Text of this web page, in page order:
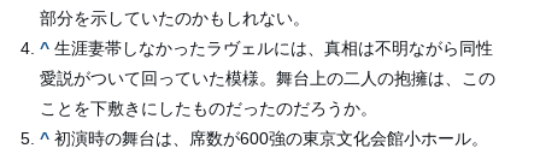
部分を示していたのかもしれない。
^ 生涯妻帯しなかったラヴェルには、真相は不明ながら同性
愛説がついて回っていた模様。舞台上の二人の抱擁は、この
ことを下敷きにしたものだったのだろうか。
^ 初演時の舞台は、席数が600強の東京文化会館小ホール。